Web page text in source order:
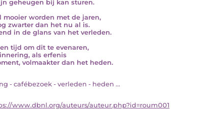
geheugen bij kan sturen.
mooier worden met de jaren,
zwarter dan het nu al is.
in de glans van het verleden.
tijd om dit te evenaren,
als erfenis
volmaakter dan het heden.
- cafébezoek - verleden - heden ...
www.dbnl.org/auteurs/auteur.php?id=roum001